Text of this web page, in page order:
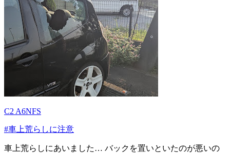
C2 A6NFS
#車上荒らしに注意
車上荒らしにあいました… バックを置いといたのが悪いの